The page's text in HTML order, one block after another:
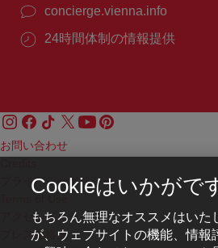
concierge.vienna.info
24時間体制の情報提供
お問い合わせ
プライバシーポリシー
アクセシビリティ
プレス連絡先
Cookieはいかがで
もちろん無理なオススメはいた
が、ウェブサイトの機能、情報